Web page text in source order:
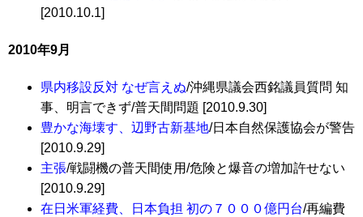
[2010.10.1]
2010年9月
県内移設反対 なぜ言えぬ/沖縄県議会西銘議員質問 知
事、明言できず/普天間問題 [2010.9.30]
豊かな海壊す、辺野古新基地/日本自然保護協会が警告
[2010.9.29]
主張/戦闘機の普天間使用/危険と爆音の増加許せない
[2010.9.29]
在日米軍経費、日本負担 初の７０００億円台/再編費